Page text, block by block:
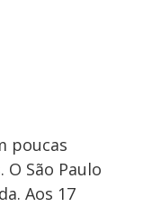
poucas
São Paulo
Aos 17